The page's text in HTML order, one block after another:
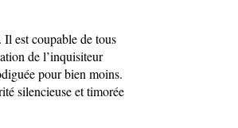
est coupable de tous
de l’inquisiteur
pour bien moins.
silencieuse et timorée